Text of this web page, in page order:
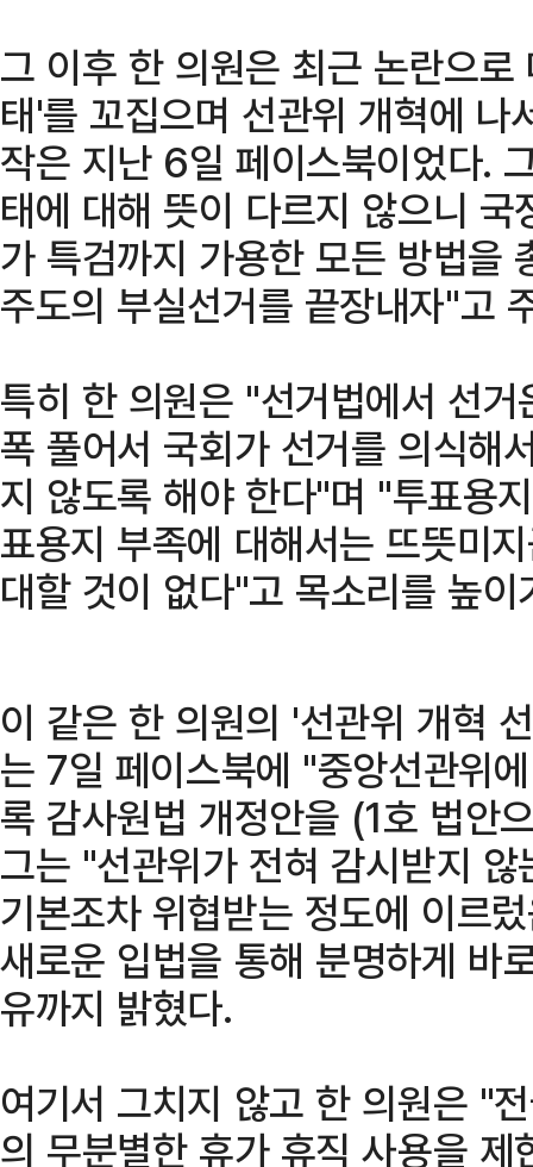
그 이후 한 의원은 최근 논란으
태'를 꼬집으며 선관위 개혁에
작은 지난 6일 페이스북이었다.
태에 대해 뜻이 다르지 않으니
가 특검까지 가용한 모든 방법을
주도의 부실선거를 끝장내자"고
특히 한 의원은 "선거법에서 선
폭 풀어서 국회가 선거를 의식해
지 않도록 해야 한다"며 "투표용
표용지 부족에 대해서는 뜨뜻미
대할 것이 없다"고 목소리를 높이
이 같은 한 의원의 '선관위 개혁
는 7일 페이스북에 "중앙선관위
록 감사원법 개정안을 (1호 법안
그는 "선관위가 전혀 감시받지
기본조차 위협받는 정도에 이르
새로운 입법을 통해 분명하게 바
유까지 밝혔다.
여기서 그치지 않고 한 의원은 "
의 무분별한 휴가 휴직 사용을